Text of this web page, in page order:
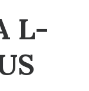
L-